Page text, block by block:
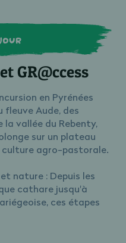
GR@ccess
en Pyrénées
fleuve Aude, des
la vallée du Rebenty,
sur un plateau
agro-pastorale.
nature : Depuis les
cathare jusqu'à
ces étapes